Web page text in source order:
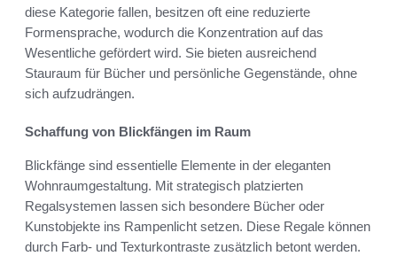
diese Kategorie fallen, besitzen oft eine reduzierte
Formensprache, wodurch die Konzentration auf das
Wesentliche gefördert wird. Sie bieten ausreichend
Stauraum für Bücher und persönliche Gegenstände, ohne
sich aufzudrängen.
Schaffung von Blickfängen im Raum
Blickfänge sind essentielle Elemente in der eleganten
Wohnraumgestaltung. Mit strategisch platzierten
Regalsystemen lassen sich besondere Bücher oder
Kunstobjekte ins Rampenlicht setzen. Diese Regale können
durch Farb- und Texturkontraste zusätzlich betont werden.